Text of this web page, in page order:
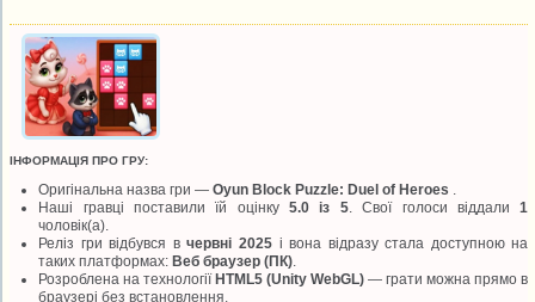
ІНФОРМАЦІЯ ПРО ГРУ:
Оригінальна назва гри —Oyun Block Puzzle: Duel of Heroes
Наші гравці поставили їй оцінку5.0 із 5. Свої голоси віддали1
чоловік(а).
Реліз гри відбувся вчервні 2025і вона відразу стала доступною на
таких платформах:Веб браузер (ПК)
Розроблена на технологіїHTML5 (Unity WebGL) — грати можна прямо в
браузері без встановлення.